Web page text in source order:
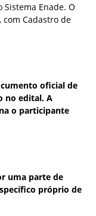
Enade. O
com Cadastro de
oficial de
no edital. A
o participante
uma parte de
próprio de